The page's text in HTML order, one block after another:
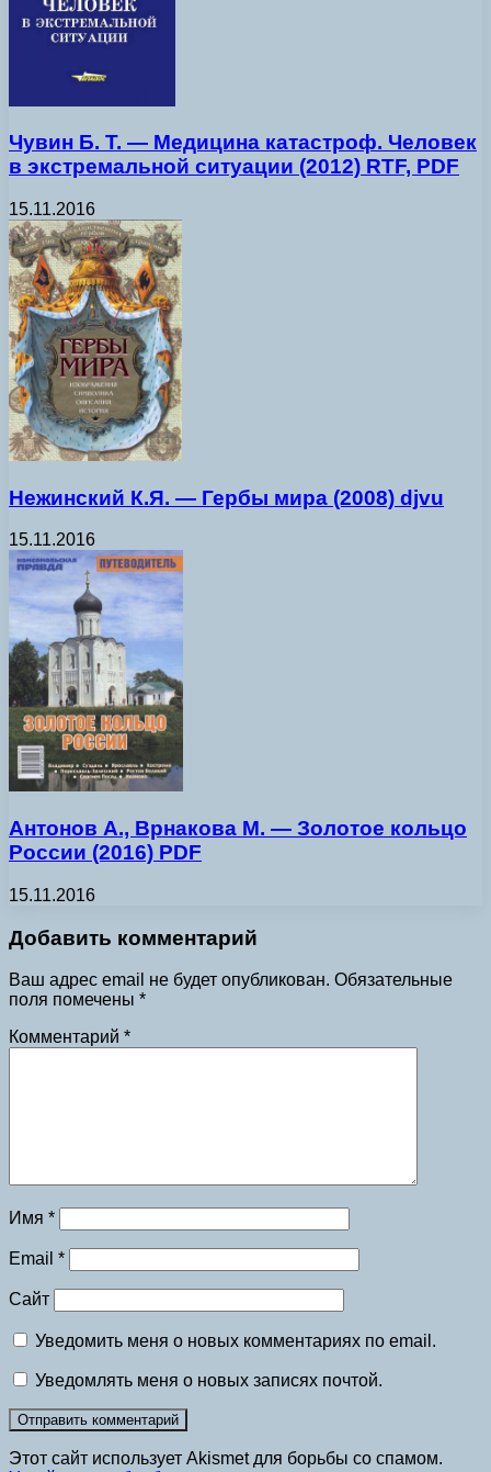
Чувин Б. Т. — Медицина катастроф. Человек
в экстремальной ситуации (2012) RTF, PDF
15.11.2016
Нежинский К.Я. — Гербы мира (2008) djvu
15.11.2016
Антонов А., Врнакова М. — Золотое кольцо
России (2016) PDF
15.11.2016
Добавить комментарий
Ваш адрес email не будет опубликован. Обязательные
поля помечены *
Комментарий *
Имя *
Email *
Сайт
Уведомить меня о новых комментариях по email.
Уведомлять меня о новых записях почтой.
Этот сайт использует Akismet для борьбы со спамом.